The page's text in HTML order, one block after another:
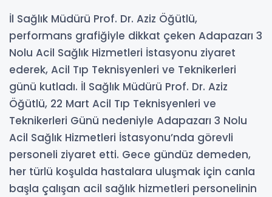
İl Sağlık Müdürü Prof. Dr. Aziz Öğütlü,
performans grafiğiyle dikkat çeken Adapazarı 3
Nolu Acil Sağlık Hizmetleri İstasyonu ziyaret
ederek, Acil Tıp Teknisyenleri ve Teknikerleri
günü kutladı. İl Sağlık Müdürü Prof. Dr. Aziz
Öğütlü, 22 Mart Acil Tıp Teknisyenleri ve
Teknikerleri Günü nedeniyle Adapazarı 3 Nolu
Acil Sağlık Hizmetleri İstasyonu’nda görevli
personeli ziyaret etti. Gece gündüz demeden,
her türlü koşulda hastalara uluşmak için canla
başla çalışan acil sağlık hizmetleri personelinin